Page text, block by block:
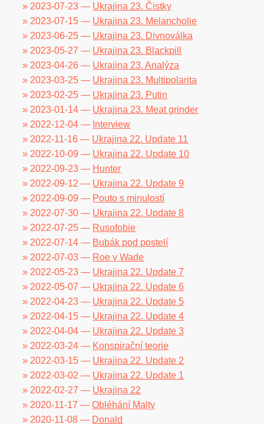
» 2023-07-23 — Ukrajina 23. Čistky
» 2023-07-15 — Ukrajina 23. Melancholie
» 2023-06-25 — Ukrajina 23. Divnoválka
» 2023-05-27 — Ukrajina 23. Blackpill
» 2023-04-26 — Ukrajina 23. Analýza
» 2023-03-25 — Ukrajina 23. Multipolarita
» 2023-02-25 — Ukrajina 23. Putin
» 2023-01-14 — Ukrajina 23. Meat grinder
» 2022-12-04 — Interview
» 2022-11-16 — Ukrajina 22. Update 11
» 2022-10-09 — Ukrajina 22. Update 10
» 2022-09-23 — Hunter
» 2022-09-12 — Ukrajina 22. Update 9
» 2022-09-09 — Pouto s minulostí
» 2022-07-30 — Ukrajina 22. Update 8
» 2022-07-25 — Rusofobie
» 2022-07-14 — Bubák pod postelí
» 2022-07-03 — Roe v Wade
» 2022-05-23 — Ukrajina 22. Update 7
» 2022-05-07 — Ukrajina 22. Update 6
» 2022-04-23 — Ukrajina 22. Update 5
» 2022-04-15 — Ukrajina 22. Update 4
» 2022-04-04 — Ukrajina 22. Update 3
» 2022-03-24 — Konspirační teorie
» 2022-03-15 — Ukrajina 22. Update 2
» 2022-03-02 — Ukrajina 22. Update 1
» 2022-02-27 — Ukrajina 22
» 2020-11-17 —Obléhání Malty
» 2020-11-08 — Donald